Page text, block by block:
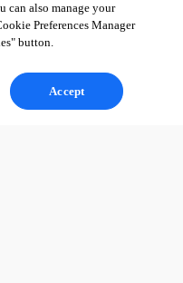
can also manage your
Preferences Manager
button.
Accept